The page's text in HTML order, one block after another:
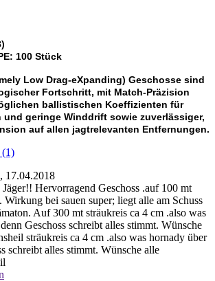
100 Stück
Low Drag-eXpanding) Geschosse sind
Fortschritt, mit Match-Präzision
ballistischen Koeffizienten für
geringe Winddrift sowie zuverlässiger,
auf allen jagtrelevanten Entfernungen.
(1)
17.04.2018
Hervorragend Geschoss .auf 100 mt
bei sauen super; liegt alle am Schuss
Auf 300 mt sträukreis ca 4 cm .also was
Geschoss schreibt alles stimmt. Wünsche
sträukreis ca 4 cm .also was hornady über
schreibt alles stimmt. Wünsche alle